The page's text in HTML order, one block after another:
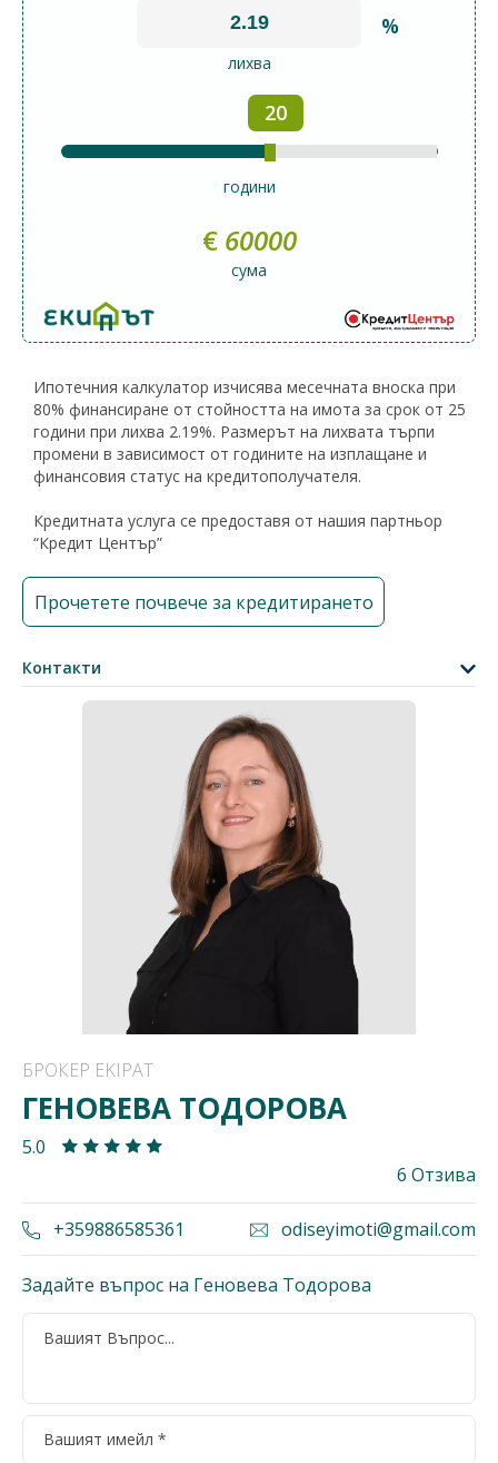
%
лихва
20
години
€ 60000
сума
Ипотечния калкулатор изчисява месечната вноска при
80% финансиране от стойността на имота за срок от 25
години при лихва 2.19%. Размерът на лихвата търпи
промени в зависимост от годините на изплащане и
финансовия статус на кредитополучателя.
Кредитната услуга се предоставя от нашия партньор
“Кредит Център”
Прочетете почвече за кредитирането
Контакти
БРОКЕР EKIPAT
ГЕНОВЕВА ТОДОРОВА
5.0
6 Отзива
+359886585361 odiseyimoti@gmail.com
Задайте въпрос на Геновева Тодорова